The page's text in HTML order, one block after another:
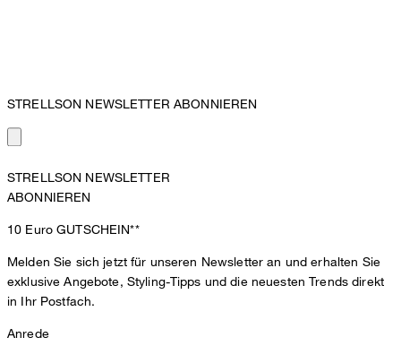
STRELLSON NEWSLETTER ABONNIEREN
STRELLSON NEWSLETTER
ABONNIEREN
10 EuroGUTSCHEIN**
Melden Sie sich jetzt für unseren Newsletter an und erhalten Sie
exklusive Angebote, Styling-Tipps und die neuesten Trends direkt
in Ihr Postfach.
Anrede